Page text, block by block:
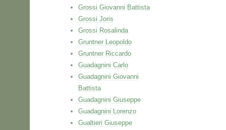
Grossi Giovanni Battista
Grossi Joris
Grossi Rosalinda
Gruntner Leopoldo
Gruntner Riccardo
Guadagnini Carlo
Guadagnini Giovanni
Battista
Guadagnini Giuseppe
Guadagnini Lorenzo
Gualtieri Giuseppe